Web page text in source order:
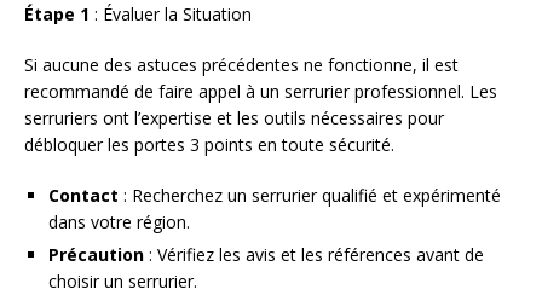
Étape 1 : Évaluer la Situation
Si aucune des astuces précédentes ne fonctionne, il est
recommandé de faire appel à un serrurier professionnel. Les
serruriers ont l’expertise et les outils nécessaires pour
débloquer les portes 3 points en toute sécurité.
Contact : Recherchez un serrurier qualifié et expérimenté
dans votre région.
Précaution : Vérifiez les avis et les références avant de
choisir un serrurier.